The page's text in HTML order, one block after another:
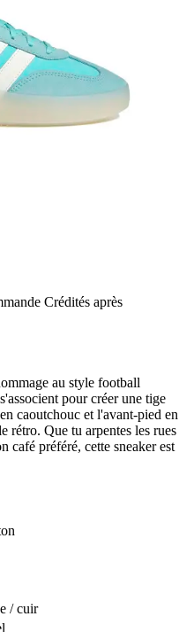
Crédités après
au style football
pour créer une tige
caoutchouc et l'avant-pied en
rétro. Que tu arpentes les rues
café préféré, cette sneaker est
/ cuir